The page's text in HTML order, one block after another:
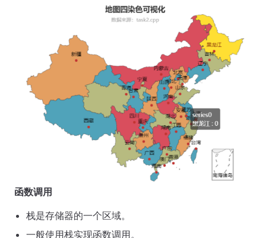
函数调用
栈是存储器的一个区域。
一般使用栈实现函数调用。